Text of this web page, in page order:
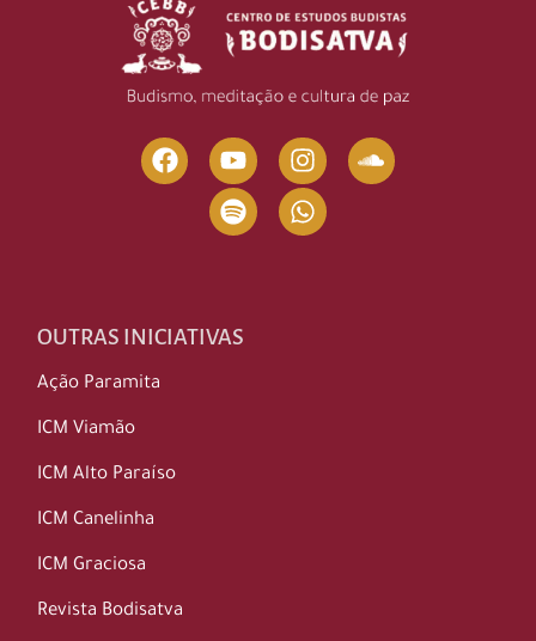
OUTRAS INICIATIVAS
Ação Paramita
ICM Viamão
ICM Alto Paraíso
ICM Canelinha
ICM Graciosa
Revista Bodisatva